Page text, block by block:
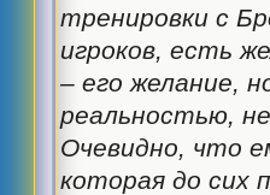
тренировки с
игроков, есть
– его желание,
реальностью,
Очевидно, что
которая до сих